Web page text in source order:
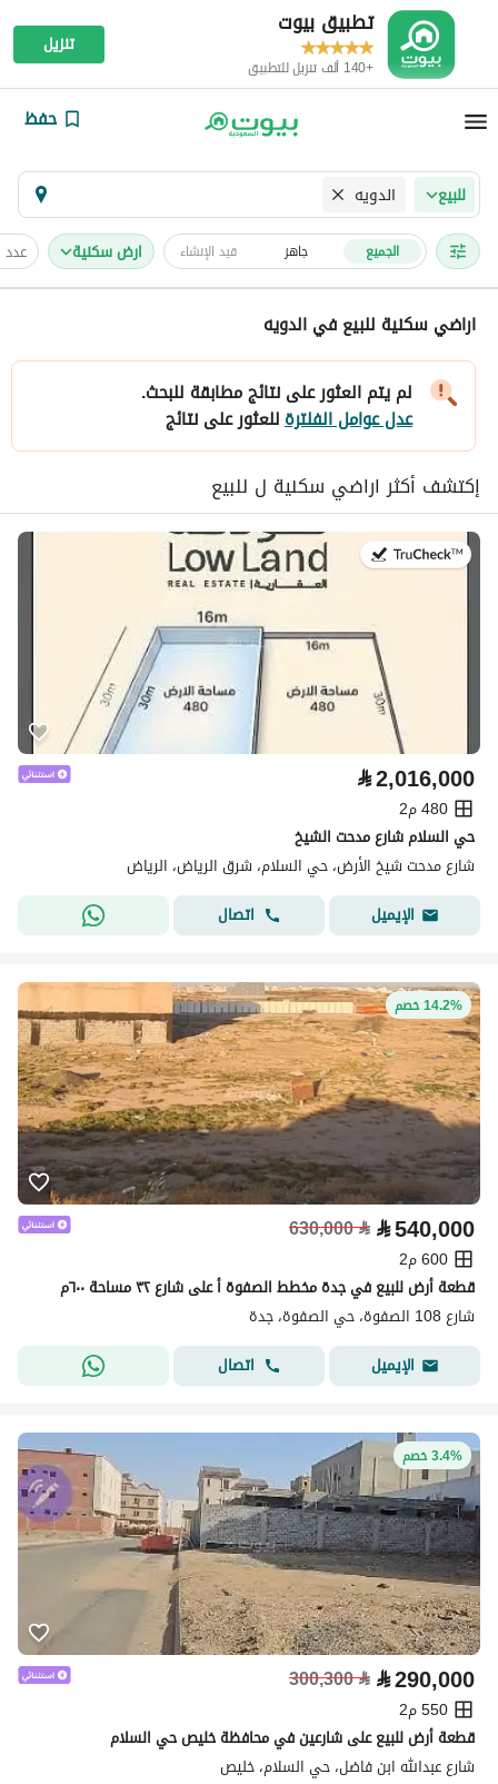
تطبيق بيوت
+140 ألف تنزيل للتطبيق
تنزيل
حفظ
للبيع الدويه
الجميع جاهز قيد الإنشاء ارض سكنية
اراضي سكنية للبيع في الدويه
لم يتم العثور على نتائج مطابقة للبحث.
عدل عوامل الفلترةللعثور على نتائج
إكتشف أكثر اراضي سكنية ل للبيع
⃁2,016,000
480 م2
حي السلام شارع مدحت الشيخ
شارع مدحت شيخ الأرض، حي السلام، شرق الرياض، الرياض
الإيميل
اتصال
14.2% خصم
⃁540,000
⃁
630,000
600 م2
قطعة أرض للبيع في جدة مخطط الصفوة أ على شارع ٣٢ مساحة ٦٠٠م
شارع 108 الصفوة، حي الصفوة، جدة
الإيميل
اتصال
3.4% خصم
⃁290,000
⃁
300,300
550 م2
قطعة أرض للبيع على شارعين في محافظة خليص حي السلام
شارع عبدالله ابن فاضل، حي السلام، خليص